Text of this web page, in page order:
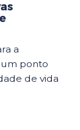
a
um ponto
de vida